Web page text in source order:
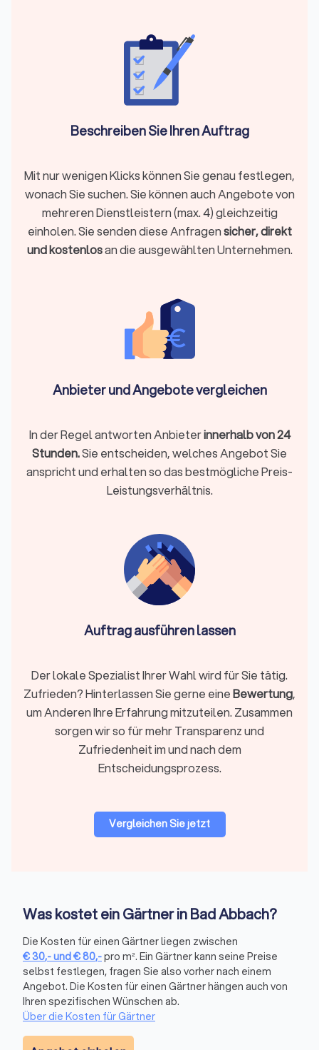
Was machen Gartenbauer in Bad Abbach?
umfasst die praktische Anlage und Umgestaltung
privater Gärten: Erdarbeiten, Wege, Terrassen,
Bepflanzungen, Rasen, Sichtschutz und Pflege.
Garten- und Landschaftsbau (GaLaBau)
Hanglösungen, Mauern, Entwässerung und großflächige
fallen in den klassischen Gartenbau, umfangreichere
Gelände- oder Materialthemen in den Landschaftsbau. Viele
Betriebe bieten Planung, Ausführung und Pflege aus einer
Hand.
wohnungsnahe, ästhetische und funktionale Elemente Ihres
Erdarbeiten im Gartnebau sind die Vorbereitung des Bodens,
Höhenverläufe deutlich. Ein Gartenbauer aus Bad Abbach
kennt die typischen Bodenstrukturen der Umgebung und kann
abschätzen, wie viel Aushub, Verdichtung oder Modellierung
tatsächlich nötig ist.
oder Wege neu anlegen und vorhandene Flächen
Bepflanzung im Gartenbau umfasst die Auswahl
standortgerechter Pflanzen, Sträucher, Hecken, Bäume;
Die Auswahl standortgerechter Pflanzen hängt stark von
Mikroklima, Bodenfeuchte und Schattenlagen ab, die sich in
Bad Abbach je nach Viertel unterscheiden können. Betriebe
vor Ort wissen, welche Arten in der Region zuverlässig
anwachsen.
Hecken, Holz- oder Metall­elemente inklusive Fundament und
Einhaltung gesetzlicher Grenzabständen.
Wege, Terrassen & Pflasterarbeiten
Pflasterarbeiten im Gartenbau sind der Bau eines tragfähigen
Unterbaus und das Verlegen von Platten oder Pflaster für
Wege, Terrassen und Sitzbereiche.
Vorteil:Langlebige Wege und Terrassen sind nur mit
einem korrekten Unterbau frost- und trittsicher.
Beschreiben Sie Ihren Auftrag
Mit nur wenigen Klicks können Sie genau festlegen,
wonach Sie suchen. Sie können auch Angebote von
mehreren Dienstleistern (max. 4) gleichzeitig
einholen. Sie senden diese Anfragensicher, direkt
und kostenlosan die ausgewählten Unternehmen.
Anbieter und Angebote vergleichen
In der Regel antworten Anbieterinnerhalb von 24
Stunden.Sie entscheiden, welches Angebot Sie
anspricht und erhalten so das bestmögliche Preis-
Leistungsverhältnis.
Auftrag ausführen lassen
Der lokale Spezialist Ihrer Wahl wird für Sie tätig.
Zufrieden? Hinterlassen Sie gerne eineBewertung,
um Anderen Ihre Erfahrung mitzuteilen. Zusammen
sorgen wir so für mehr Transparenz und
Zufriedenheit im und nach dem
Entscheidungsprozess.
Vergleichen Sie jetzt
Was kostet ein Gärtner in Bad Abbach?
Die Kosten für einen Gärtner liegen zwischen
€30,-und€80,-pro m². Ein Gärtner kann seine Preise
selbst festlegen, fragen Sie also vorher nach einem
Angebot. Die Kosten für einen Gärtner hängen auch von
Ihren spezifischen Wünschen ab.
Über die Kosten für Gärtner